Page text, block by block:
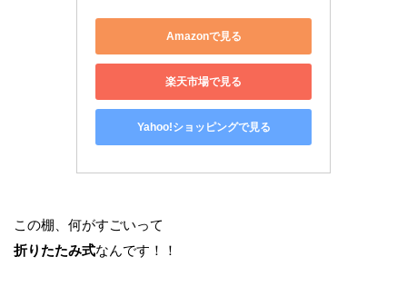
Amazonで見る
楽天市場で見る
Yahoo!ショッピングで見る
この棚、何がすごいって
折りたたみ式なんです！！